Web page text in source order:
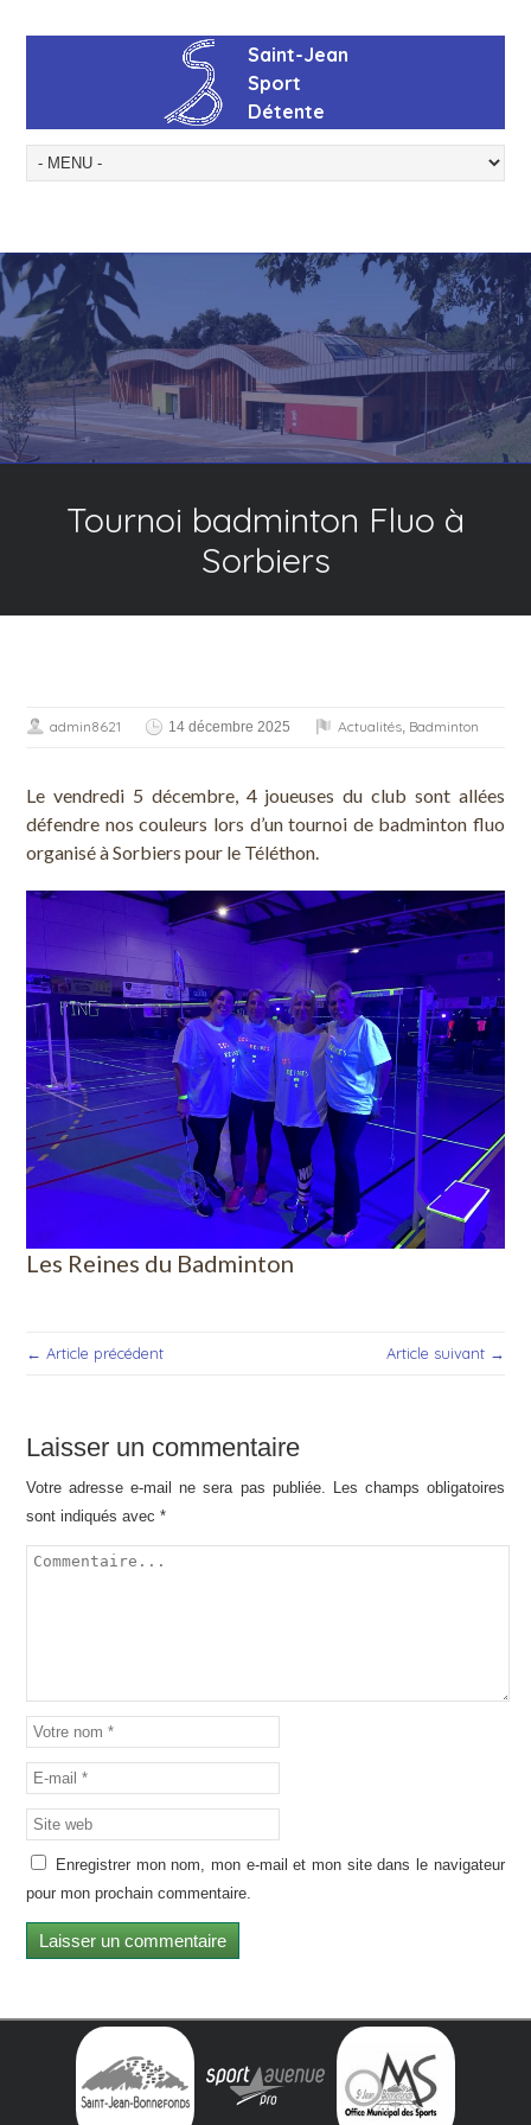
Tournoi badminton Fluo à
Sorbiers
admin8621 14 décembre 2025 Actualités Badminton
Le vendredi 5 décembre, 4 joueuses du club sont allées
défendre nos couleurs lors d’un tournoi de badminton fluo
organisé à Sorbiers pour le Téléthon.
Les Reines du Badminton
← Article précédent Article suivant →
Laisser un commentaire
Votre adresse e-mail ne sera pas publiée. Les champs obligatoires
sont indiqués avec*
Enregistrer mon nom, mon e-mail et mon site dans le navigateur
pour mon prochain commentaire.